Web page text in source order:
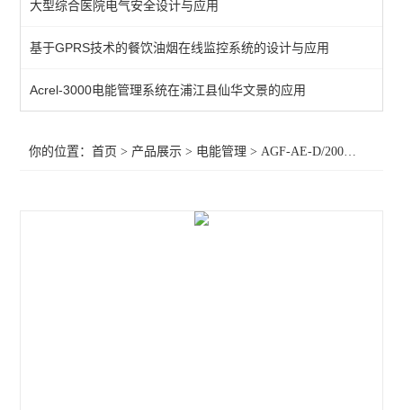
导轨式安装电能表
三相预付费电能表
三相电能计量表
大型综合医院电气安全设计与应用
基于GPRS技术的餐饮油烟在线监控系统的设计与应用
Acrel-3000电能管理系统在浦江县仙华文景的应用
你的位置：首页 > 产品展示 > 电能管理 >AGF-AE-D/200>光伏电